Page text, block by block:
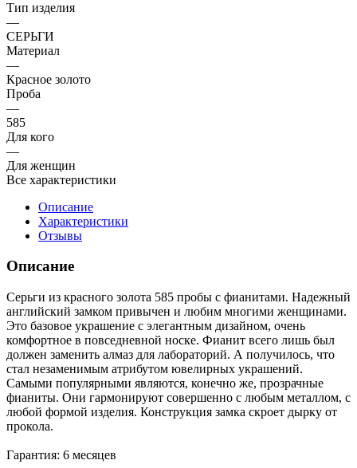
Тип изделия
—
СЕРЬГИ
Материал
—
Красное золото
Проба
—
585
Для кого
—
Для женщин
Все характеристики
Описание
Характеристики
Отзывы
Описание
Серьги из красного золота 585 пробы с фианитами. Надежный
английский замком привычен и любим многими женщинами.
Это базовое украшение с элегантным дизайном, очень
комфортное в повседневной носке. Фианит всего лишь был
должен заменить алмаз для лабораторий. А получилось, что
стал незаменимым атрибутом ювелирных украшений.
Самыми популярными являются, конечно же, прозрачные
фианиты. Они гармонируют совершенно с любым металлом, с
любой формой изделия. Конструкция замка скроет дырку от
прокола.
Гарантия: 6 месяцев